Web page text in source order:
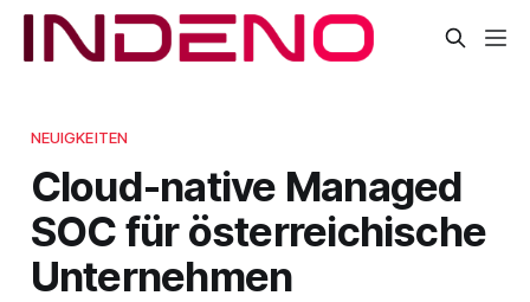
NEUIGKEITEN
Cloud-native Managed
SOC für österreichische
Unternehmen